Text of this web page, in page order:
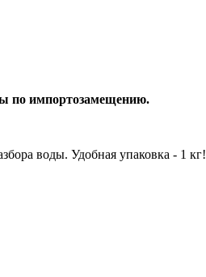
по импортозамещению.
воды. Удобная упаковка - 1 кг!